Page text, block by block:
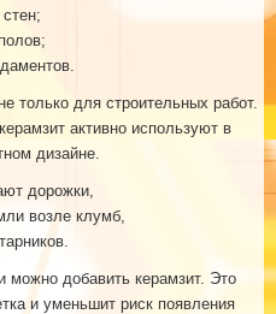
стен;
полов;
только для строительных работ.
активно используют в
дизайне.
дорожки,
возле клумб,
можно добавить керамзит. Это
и уменьшит риск появления